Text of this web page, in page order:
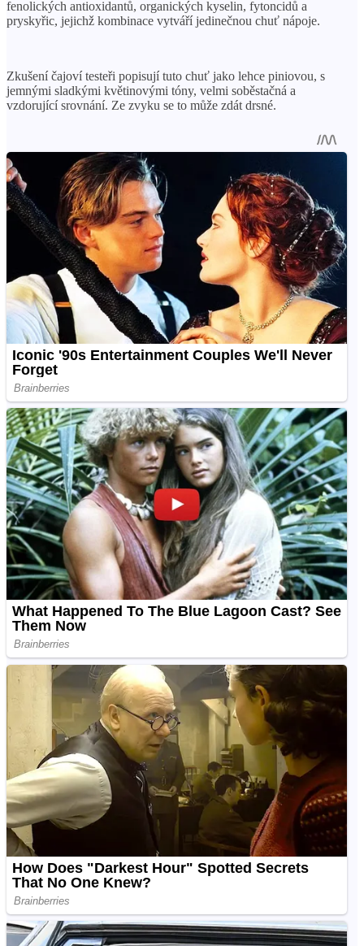
fenolických antioxidantů, organických kyselin, fytoncidů a
pryskyřic, jejichž kombinace vytváří jedinečnou chuť nápoje.
Zkušení čajoví testeři popisují tuto chuť jako lehce piniovou, s
jemnými sladkými květinovými tóny, velmi soběstačná a
vzdorující srovnání. Ze zvyku se to může zdát drsné.